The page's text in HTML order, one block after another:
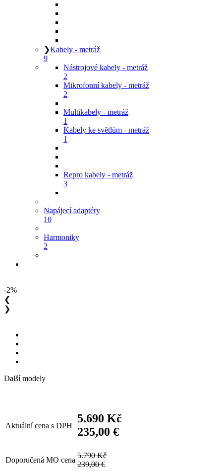
❯Kabely - metráž
9
Nástrojové kabely - metráž
2
Mikrofonní kabely - metráž
2
Multikabely - metráž
1
Kabely ke světlům - metráž
1
Repro kabely - metráž
3
Napájecí adaptéry
10
Harmoniky
2
-2%
❮
❯
Další modely
Aktuální cena s DPH
5.690 Kč
235,00 €
Doporučená MO cena
5.790 Kč
239,00 €